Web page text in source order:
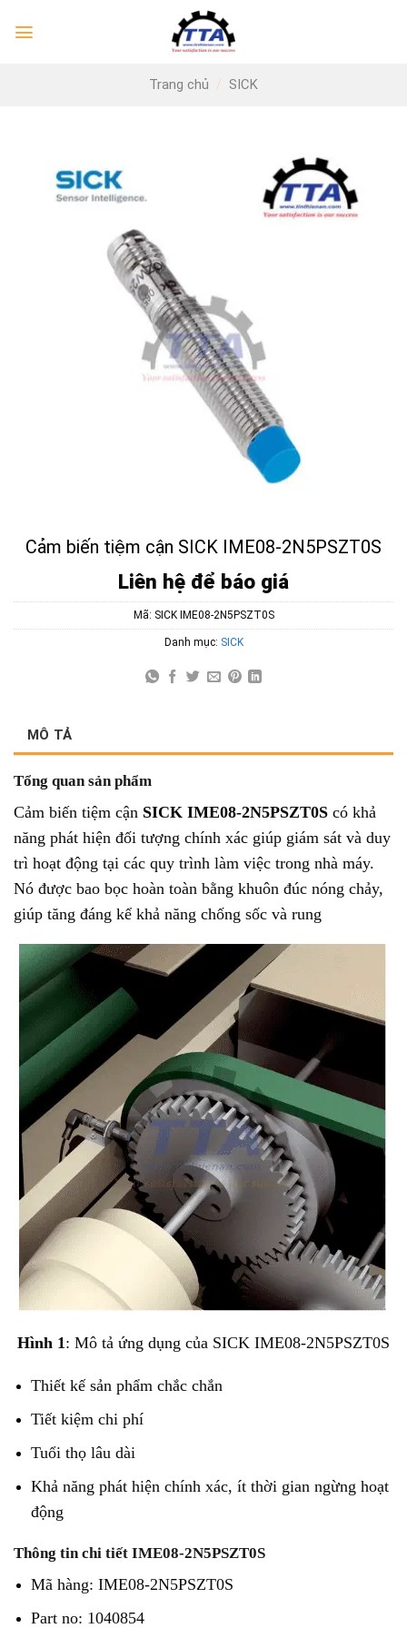
Trang chủ / SICK
Cảm biến tiệm cận SICK IME08-2N5PSZT0S
Liên hệ để báo giá
Mã: SICK IME08-2N5PSZT0S
Danh mục: SICK
MÔ TẢ
Tổng quan sản phẩm
Cảm biến tiệm cận SICK IME08-2N5PSZT0S có khả
năng phát hiện đối tượng chính xác giúp giám sát và duy
trì hoạt động tại các quy trình làm việc trong nhà máy.
Nó được bao bọc hoàn toàn bằng khuôn đúc nóng chảy,
giúp tăng đáng kể khả năng chống sốc và rung
Hình 1 : Mô tả ứng dụng của SICK IME08-2N5PSZT0S
Thiết kế sản phẩm chắc chắn
Tiết kiệm chi phí
Tuổi thọ lâu dài
Khả năng phát hiện chính xác, ít thời gian ngừng hoạt
động
Thông tin chi tiết IME08-2N5PSZT0S
Mã hàng: IME08-2N5PSZT0S
Part no: 1040854